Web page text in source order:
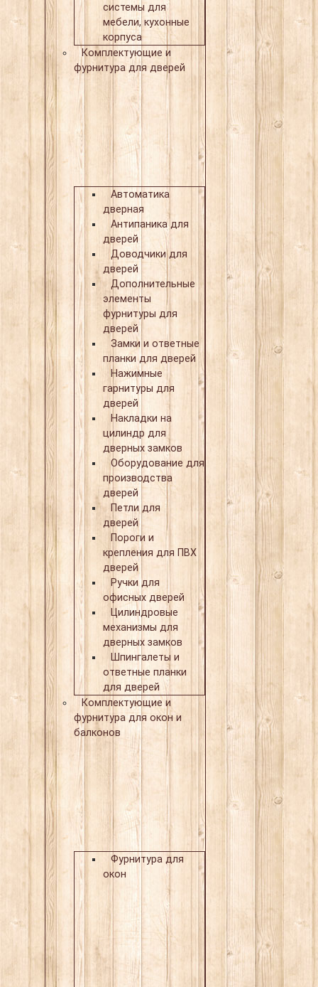
системы для
мебели, кухонные
корпуса
Комплектующие и
фурнитура для дверей
Автоматика
дверная
Антипаника для
дверей
Доводчики для
дверей
Дополнительные
элементы
фурнитуры для
дверей
Замки и ответные
планки для дверей
Нажимные
гарнитуры для
дверей
Накладки на
цилиндр для
дверных замков
Оборудование для
производства
дверей
Петли для
дверей
Пороги и
крепления для ПВХ
дверей
Ручки для
офисных дверей
Цилиндровые
механизмы для
дверных замков
Шпингалеты и
ответные планки
для дверей
Комплектующие и
фурнитура для окон и
балконов
Фурнитура для
окон